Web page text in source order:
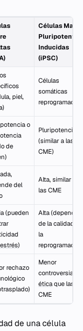
Células Madre
Pluripotentes
Inducidas
(iPSC)
piel,
Células
somáticas
reprogramadas
o
de
Pluripotencia
(similar a las
CME)
del
Alta, similar a
las CME
(pueden
estrés)
Alta (depende
de la calidad de
la
rechazo
Menor
controversia
éticaque las
CME
de una célula